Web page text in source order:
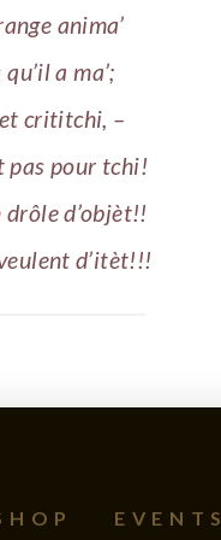
anima’
a ma’;
crititchi, –
pas pour tchi!
drôle d’objèt!!
d’itèt!!!
EVENTS